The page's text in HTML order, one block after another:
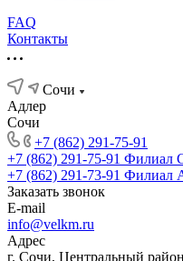
FAQ
Контакты
Сочи
Адлер
Сочи
+7 (862) 291-75-91
+7 (862) 291-75-91 Филиал
+7 (862) 291-73-91 Филиал
Заказать звонок
E-mail
info@velkm.ru
Адрес
г. Сочи, Центральный